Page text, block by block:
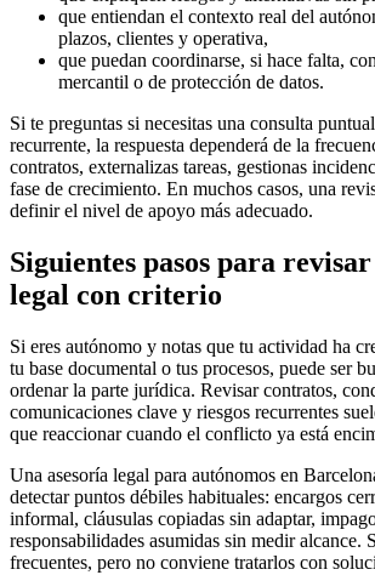
que entiendan el contexto real del
plazos, clientes y operativa,
que puedan coordinarse, si hace falta,
mercantil o de protección de datos.
Si te preguntas si necesitas una consulta
recurrente, la respuesta dependerá de la
contratos, externalizas tareas, gestionas
fase de crecimiento. En muchos casos, una
definir el nivel de apoyo más adecuado.
Siguientes pasos para
legal con criterio
Si eres autónomo y notas que tu actividad ha
tu base documental o tus procesos, puede ser
ordenar la parte jurídica. Revisar contratos,
comunicaciones clave y riesgos recurrentes
que reaccionar cuando el conflicto ya está
Una asesoría legal para autónomos en
detectar puntos débiles habituales: encargos
informal, cláusulas copiadas sin adaptar,
responsabilidades asumidas sin medir alcance.
frecuentes, pero no conviene tratarlos con